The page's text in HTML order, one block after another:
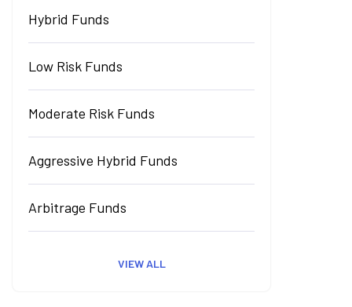
Hybrid Funds
Low Risk Funds
Moderate Risk Funds
Aggressive Hybrid Funds
Arbitrage Funds
VIEW ALL